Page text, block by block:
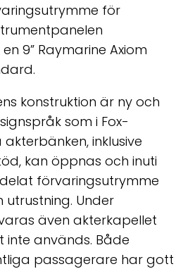
för
9” Raymarine Axiom
konstruktion är ny och
som i Fox-
inklusive
kan öppnas och inuti
förvaringsutrymme
Under
även akterkapellet
används. Både
passagerare har gott